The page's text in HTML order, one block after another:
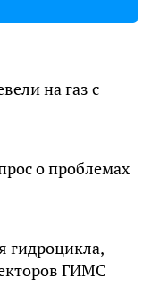
на газ с
о проблемах
гидроцикла,
ГИМС